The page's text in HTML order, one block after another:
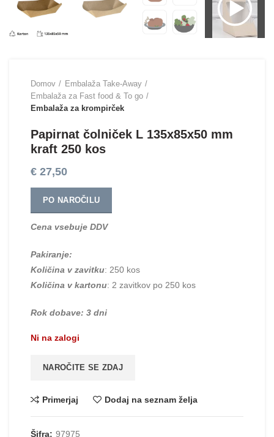
Domov
Embalaža Take-Away
Embalaža za Fast food & To go
Embalaža za krompirček
Papirnat čolniček L 135x85x50 mm
kraft 250 kos
€ 27,50
PO NAROČILU
Cena vsebuje DDV
Pakiranje:
Količina v zavitku: 250 kos
Količina v kartonu: 2 zavitkov po 250 kos
Rok dobave: 3 dni
Ni na zalogi
NAROČITE SE ZDAJ
Primerjaj Dodaj na seznam želja
Šifra: 97975